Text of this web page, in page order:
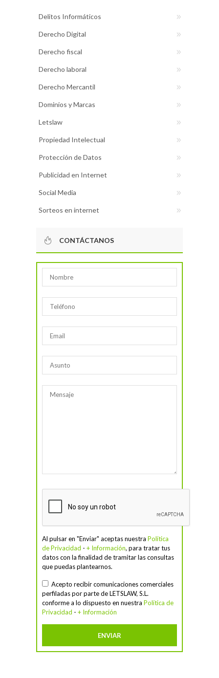
Delitos Informáticos
Derecho Digital
Derecho fiscal
Derecho laboral
Derecho Mercantil
Dominios y Marcas
Letslaw
Propiedad Intelectual
Protección de Datos
Publicidad en Internet
Social Media
Sorteos en internet
CONTÁCTANOS
Al pulsar en "Enviar" aceptas nuestra Política
de Privacidad - + Información, para tratar tus
datos con la finalidad de tramitar las consultas
que puedas plantearnos.
Acepto recibir comunicaciones comerciales
perfiladas por parte de LETSLAW, S.L.
conforme a lo dispuesto en nuestra Política de
Privacidad - + Información